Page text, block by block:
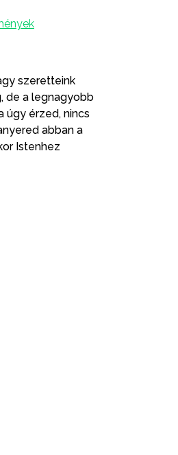
szeretteink
de a legnagyobb
úgy érzed, nincs
abban a
Istenhez